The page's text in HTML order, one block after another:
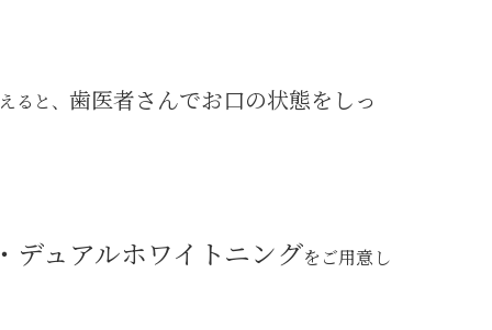
ると、 歯医者さんでお口の状態をしっ
デュアルホワイトニングをご用意し